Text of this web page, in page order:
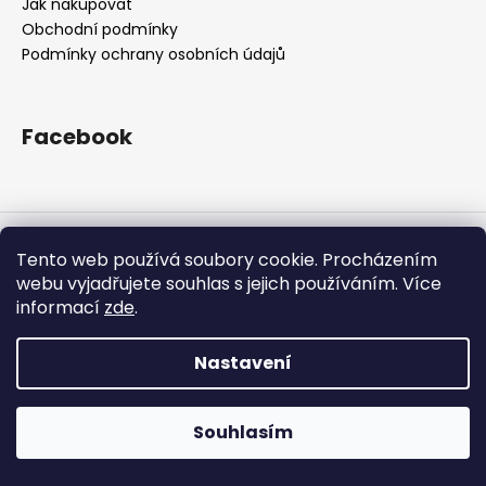
Tento web používá soubory cookie. Procházením
webu vyjadřujete souhlas s jejich používáním. Více
informací zde.
Nastavení
Souhlasím
a
j
?
HLEDAT
D
p
u
Obchodní podmínky
Podmínky ochrany osobních údajů
Facebook
Vytvořil Shoptet
Copyright 2026OTOSPORT. Všechna práva vyhrazena.